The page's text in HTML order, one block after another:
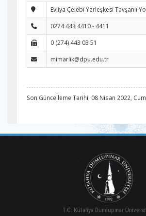
Evliya Çelebi Yerleşkesi Tavşanlı
0274 443 4410 - 4411
0 (274) 443 03 51
mimarlik@dpu.edu.tr
Son Güncelleme Tarihi: 08 Nisan 2022,
T.C. Kütahya Dumlupınar